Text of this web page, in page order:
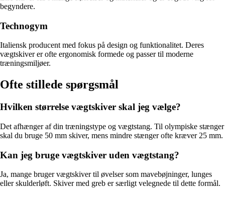
begyndere.
Technogym
Italiensk producent med fokus på design og funktionalitet. Deres
vægtskiver er ofte ergonomisk formede og passer til moderne
træningsmiljøer.
Ofte stillede spørgsmål
Hvilken størrelse vægtskiver skal jeg vælge?
Det afhænger af din træningstype og vægtstang. Til olympiske stænger
skal du bruge 50 mm skiver, mens mindre stænger ofte kræver 25 mm.
Kan jeg bruge vægtskiver uden vægtstang?
Ja, mange bruger vægtskiver til øvelser som mavebøjninger, lunges
eller skulderløft. Skiver med greb er særligt velegnede til dette formål.